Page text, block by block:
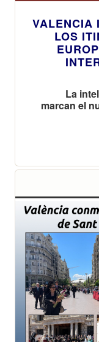
VALENCIA
LOS
La
marcan el